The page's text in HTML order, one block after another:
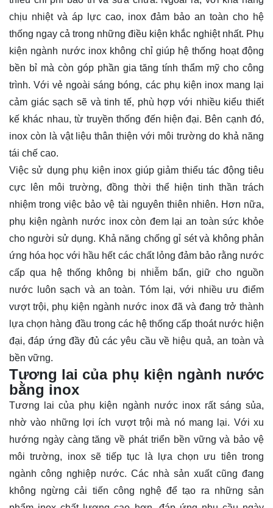
chịu nhiệt và áp lực cao, inox đảm bảo an toàn cho hệ
thống ngay cả trong những điều kiện khắc nghiệt nhất. Phụ
kiện ngành nước inox không chỉ giúp hệ thống hoạt động
bền bỉ mà còn góp phần gia tăng tính thẩm mỹ cho công
trình. Với vẻ ngoài sáng bóng, các phụ kiện inox mang lại
cảm giác sạch sẽ và tinh tế, phù hợp với nhiều kiểu thiết
kế khác nhau, từ truyền thống đến hiện đại. Bên cạnh đó,
inox còn là vật liệu thân thiện với môi trường do khả năng
tái chế cao.
Việc sử dụng phụ kiện inox giúp giảm thiểu tác động tiêu
cực lên môi trường, đồng thời thể hiện tinh thần trách
nhiệm trong việc bảo vệ tài nguyên thiên nhiên. Hơn nữa,
phụ kiện ngành nước inox còn đem lại an toàn sức khỏe
cho người sử dụng. Khả năng chống gỉ sét và không phản
ứng hóa học với hầu hết các chất lỏng đảm bảo rằng nước
cấp qua hệ thống không bị nhiễm bẩn, giữ cho nguồn
nước luôn sạch và an toàn. Tóm lại, với nhiều ưu điểm
vượt trội, phụ kiện ngành nước inox đã và đang trở thành
lựa chọn hàng đầu trong các hệ thống cấp thoát nước hiện
đại, đáp ứng đầy đủ các yêu cầu về hiệu quả, an toàn và
bền vững.
Tương lai của phụ kiện ngành nước
bằng inox
Tương lai của phụ kiện ngành nước inox rất sáng sủa,
nhờ vào những lợi ích vượt trội mà nó mang lại. Với xu
hướng ngày càng tăng về phát triển bền vững và bảo vệ
môi trường, inox sẽ tiếp tục là lựa chọn ưu tiên trong
ngành công nghiệp nước. Các nhà sản xuất cũng đang
không ngừng cải tiến công nghệ để tạo ra những sản